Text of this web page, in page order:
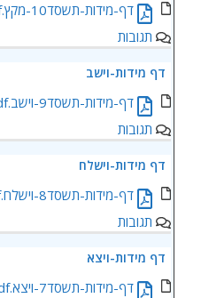
דף-מידות-תשסד10-מקץ.pdf
תגובות
דף מידות-וישב
דף-מידות-תשסד9-וישב.pdf
תגובות
דף מידות-וישלח
דף-מידות-תשסד8-וישלח.pdf
תגובות
דף מידות-ויצא
דף-מידות-תשסד7-ויצא.pdf